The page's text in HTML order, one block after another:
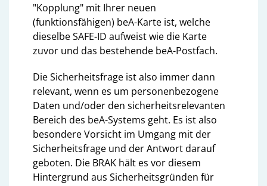
"Kopplung" mit Ihrer neuen
(funktionsfähigen) beA-Karte ist, welche
dieselbe SAFE-ID aufweist wie die Karte
zuvor und das bestehende beA-Postfach.
Die Sicherheitsfrage ist also immer dann
relevant, wenn es um personenbezogene
Daten und/oder den sicherheitsrelevanten
Bereich des beA-Systems geht. Es ist also
besondere Vorsicht im Umgang mit der
Sicherheitsfrage und der Antwort darauf
geboten. Die BRAK hält es vor diesem
Hintergrund aus Sicherheitsgründen für